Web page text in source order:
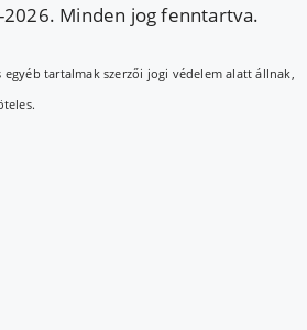
Minden jog fenntartva.
tartalmak szerzői jogi védelem alatt állnak,